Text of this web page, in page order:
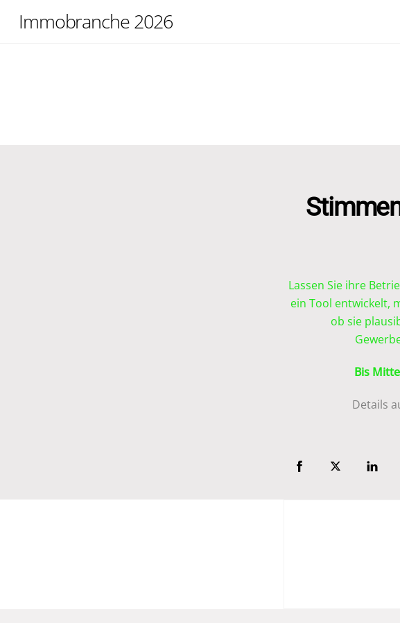
Immobranche 2026
Lassen Sie ihre
ein Tool entwickelt,
ob sie
Bis
Details